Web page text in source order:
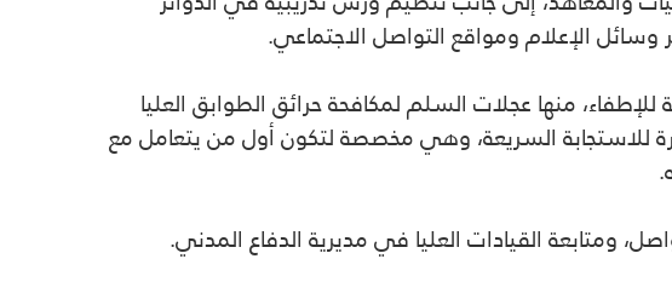
وسائل الإعلام ومواقع التواصل الاجتماعي.
، منهاعجلات السلملمكافحة حرائق الطوابق العليا
للاستجابة السريعة، وهي مخصصة لتكون أول من يتعامل مع
، ومتابعة القيادات العليا في مديرية الدفاع المدني.